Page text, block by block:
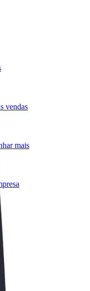
vendas
mais